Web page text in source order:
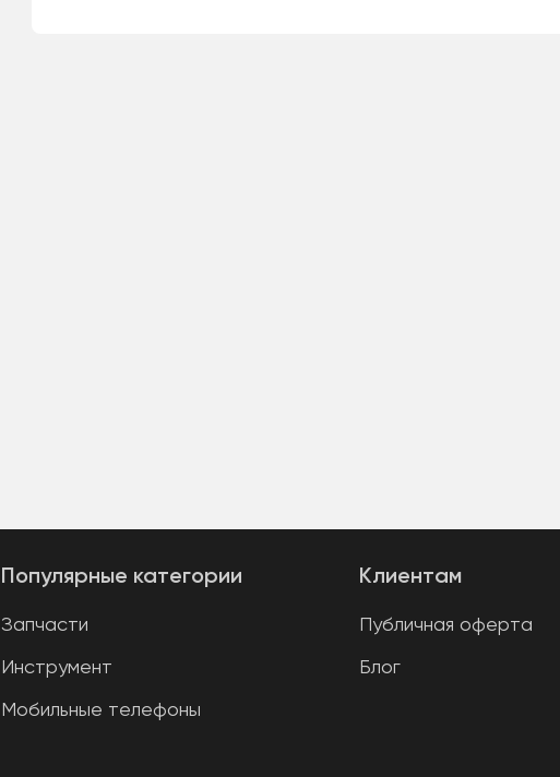
Клиентам
Публичная оферта
Блог
Популярные категории
Запчасти
Инструмент
Мобильные телефоны